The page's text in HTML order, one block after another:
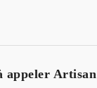
appeler Artisan